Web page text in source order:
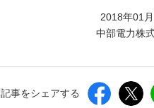
2018年01
中部電力株
記事をシェアする